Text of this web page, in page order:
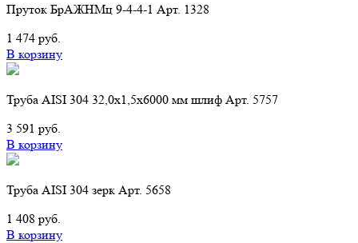
Пруток БрАЖНМц 9-4-4-1 Арт. 1328
1 474 руб.
В корзину
Труба AISI 304 32,0х1,5х6000 мм шлиф Арт. 5757
3 591 руб.
В корзину
Труба AISI 304 зерк Арт. 5658
1 408 руб.
В корзину